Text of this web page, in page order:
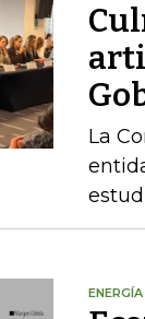
La
ENERGÍA